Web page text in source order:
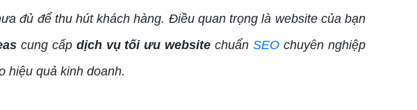
đủ để thu hút khách hàng. Điều quan trọng là website của bạn
cung cấp dịch vụ tối ưu website chuẩnSEO chuyên nghiệp
hiệu quả kinh doanh.